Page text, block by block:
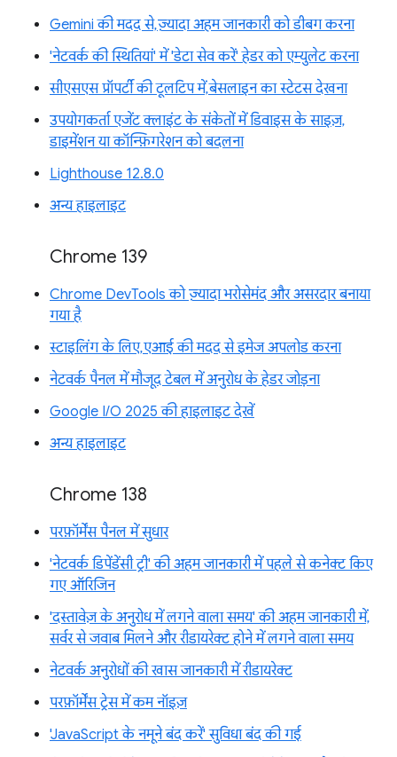
Gemini की मदद से, ज़्यादा अहम जानकारी को डीबग करना
'नेटवर्क की स्थितियां' में 'डेटा सेव करें' हेडर को एम्युलेट करना
सीएसएस प्रॉपर्टी की टूलटिप में, बेसलाइन का स्टेटस देखना
उपयोगकर्ता एजेंट क्लाइंट के संकेतों में डिवाइस के साइज़,
डाइमेंशन या कॉन्फ़िगरेशन को बदलना
Lighthouse 12.8.0
अन्य हाइलाइट
Chrome 139
Chrome DevTools को ज़्यादा भरोसेमंद और असरदार बनाया
गया है
स्टाइलिंग के लिए, एआई की मदद से इमेज अपलोड करना
नेटवर्क पैनल में मौजूद टेबल में अनुरोध के हेडर जोड़ना
Google I/O 2025 की हाइलाइट देखें
अन्य हाइलाइट
Chrome 138
परफ़ॉर्मेंस पैनल में सुधार
'नेटवर्क डिपेंडेंसी ट्री' की अहम जानकारी में पहले से कनेक्ट किए
गए ऑरिजिन
'दस्तावेज़ के अनुरोध में लगने वाला समय' की अहम जानकारी में,
सर्वर से जवाब मिलने और रीडायरेक्ट होने में लगने वाला समय
नेटवर्क अनुरोधों की खास जानकारी में रीडायरेक्ट
परफ़ॉर्मेंस ट्रेस में कम नॉइज़
'JavaScript के नमूने बंद करें' सुविधा बंद की गई